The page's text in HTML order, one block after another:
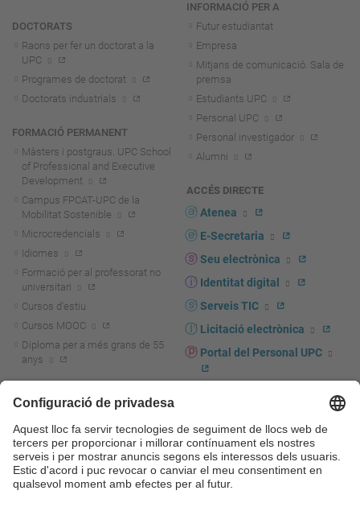
DOCTORATS
Raons per fer un doctorat a la
UPC
Programes de doctorat
Doctorats industrials
FORMACIÓ PERMANENT
Màsters i postgraus. UPC School
of Professional and Executive
Development
Campus FPCAT-UPC de la
Mobilitat Sostenible
Microcredencials
Idiomes
Formació per al professorat no
universitari
Cursos d'estiu
Cursos MOOC
Diploma per a més grans de 55
anys
Actualitat R+D+I
La recerca a la UPC
La transferència, l'emprenedoria i
la innovació a la UPC
Foment i suport a la recerca
INFORMACIÓ PER A
Futur estudiantat
Empresa
Mitjans de comunicació. Sala de
premsa
Estudiants UPC
Personal UPC
Personal investigador
Alumni
ACCÉS DIRECTE
Atenea
E-Secretaria
Seu electrònica
Identitat digital
Serveis TIC
Licitació electrònica
Portal del Personal UPC
UPCshop, marxandatge
Sala de premsa
Seguretat i salut